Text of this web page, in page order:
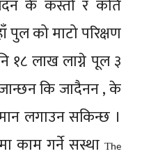
के कस्तो र कति
को माटो परिक्षण
१८ लाख लाग्ने पूल ३
कि जादैनन , के
लगाउन सकिन्छ ।
काम गर्ने सस्था The